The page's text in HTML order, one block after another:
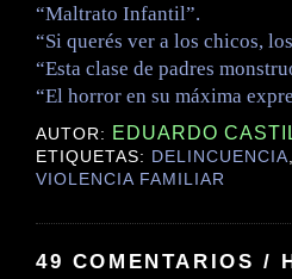
“Maltrato Infantil”.
“Si querés ver a los chicos,
“Esta clase de padres
“El horror en su máxima
AUTOR: EDUARDO
ETIQUETAS: DELINCUENCIA,
VIOLENCIA FAMILIAR
49 COMENTARIOS /